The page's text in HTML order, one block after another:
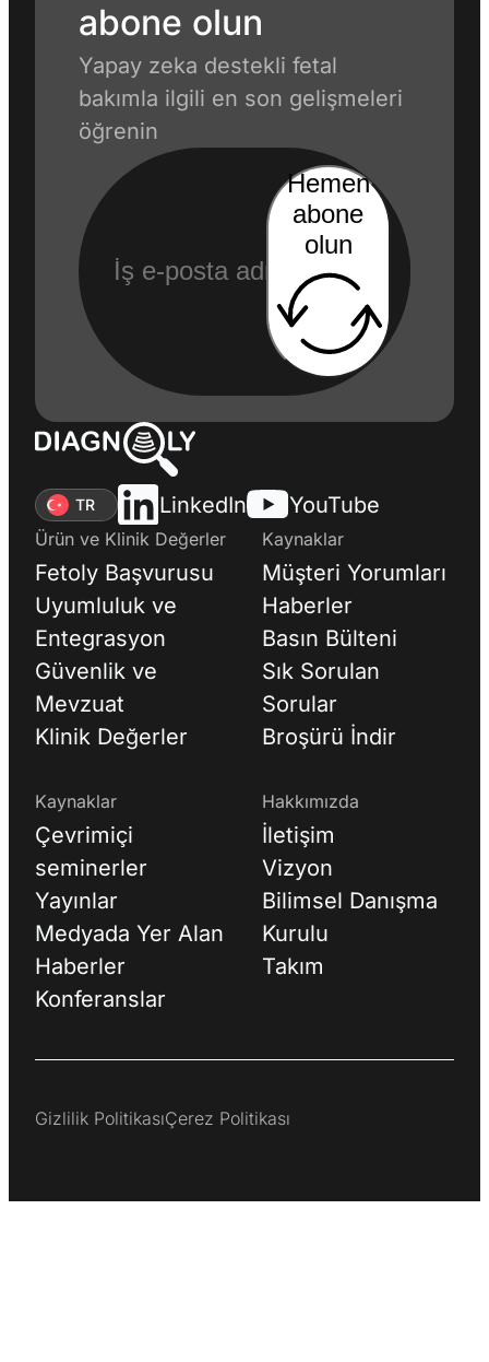
abone olun
Yapay zeka destekli fetal
bakımla ilgili en son gelişmeleri
öğrenin
Hemen
abone
olun
TR LinkedIn YouTube
Ürün ve Klinik Değerler
Fetoly Başvurusu
Uyumluluk ve
Entegrasyon
Güvenlik ve
Mevzuat
Klinik Değerler
Kaynaklar
Müşteri Yorumları
Haberler
Basın Bülteni
Sık Sorulan
Sorular
Broşürü İndir
Kaynaklar
Çevrimiçi
seminerler
Yayınlar
Medyada Yer Alan
Haberler
Konferanslar
Hakkımızda
İletişim
Vizyon
Bilimsel Danışma
Kurulu
Takım
Gizlilik PolitikasıÇerez Politikası